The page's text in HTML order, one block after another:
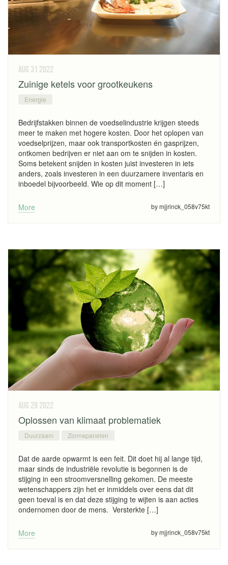
aug 31 2022
Zuinige ketels voor grootkeukens
Energie
Bedrijfstakken binnen de voedselindustrie krijgen steeds
meer te maken met hogere kosten. Door het oplopen van
voedselprijzen, maar ook transportkosten én gasprijzen,
ontkomen bedrijven er niet aan om te snijden in kosten.
Soms betekent snijden in kosten juist investeren in iets
anders, zoals investeren in een duurzamere inventaris en
inboedel bijvoorbeeld. Wie op dit moment […]
More by mjjrinck_058v75kt
aug 29 2022
Oplossen van klimaat problematiek
Duurzaam Zonnepanelen
Dat de aarde opwarmt is een feit. Dit doet hij al lange tijd,
maar sinds de industriële revolutie is begonnen is de
stijging in een stroomversnelling gekomen. De meeste
wetenschappers zijn het er inmiddels over eens dat dit
geen toeval is en dat deze stijging te wijten is aan acties
ondernomen door de mens. Versterkte […]
More by mjjrinck_058v75kt